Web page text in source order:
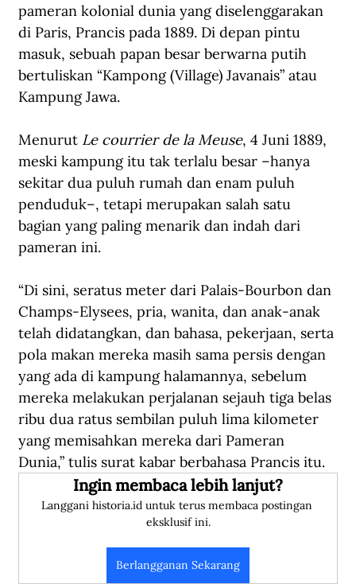
pameran kolonial dunia yang diselenggarakan
di Paris, Prancis pada 1889. Di depan pintu
masuk, sebuah papan besar berwarna putih
bertuliskan “Kampong (Village) Javanais” atau
Kampung Jawa.
Menurut Le courrier de la Meuse, 4 Juni 1889,
meski kampung itu tak terlalu besar –hanya
sekitar dua puluh rumah dan enam puluh
penduduk–, tetapi merupakan salah satu
bagian yang paling menarik dan indah dari
pameran ini.
“Di sini, seratus meter dari Palais-Bourbon dan
Champs-Elysees, pria, wanita, dan anak-anak
telah didatangkan, dan bahasa, pekerjaan, serta
pola makan mereka masih sama persis dengan
yang ada di kampung halamannya, sebelum
mereka melakukan perjalanan sejauh tiga belas
ribu dua ratus sembilan puluh lima kilometer
yang memisahkan mereka dari Pameran
Dunia,” tulis surat kabar berbahasa Prancis itu.
Ingin membaca lebih lanjut?
Langgani historia.id untuk terus membaca postingan
eksklusif ini.
Berlangganan Sekarang